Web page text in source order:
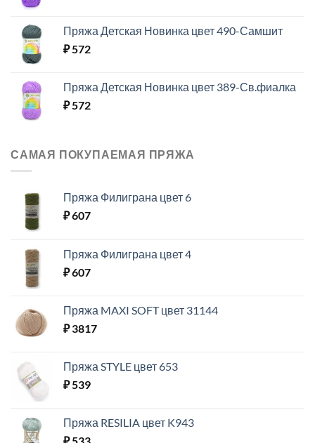
Пряжа Детская Новинка цвет 490-Самшит
₽572
Пряжа Детская Новинка цвет 389-Св.фиалка
₽572
САМАЯ ПОКУПАЕМАЯ ПРЯЖА
Пряжа Филиграна цвет 6
₽607
Пряжа Филиграна цвет 4
₽607
Пряжа MAXI SOFT цвет 31144
₽3817
Пряжа STYLE цвет 653
₽539
Пряжа RESILIA цвет K943